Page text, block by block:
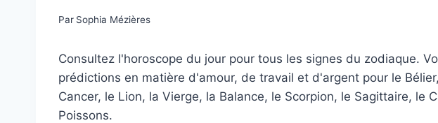
Par Sophia Mézières
Consultez l'horoscope du jour pour tous les signes du zodiaque.
prédictions en matière d'amour, de travail et d'argent pour le
Cancer, le Lion, la Vierge, la Balance, le Scorpion, le Sagittaire, le
Poissons.